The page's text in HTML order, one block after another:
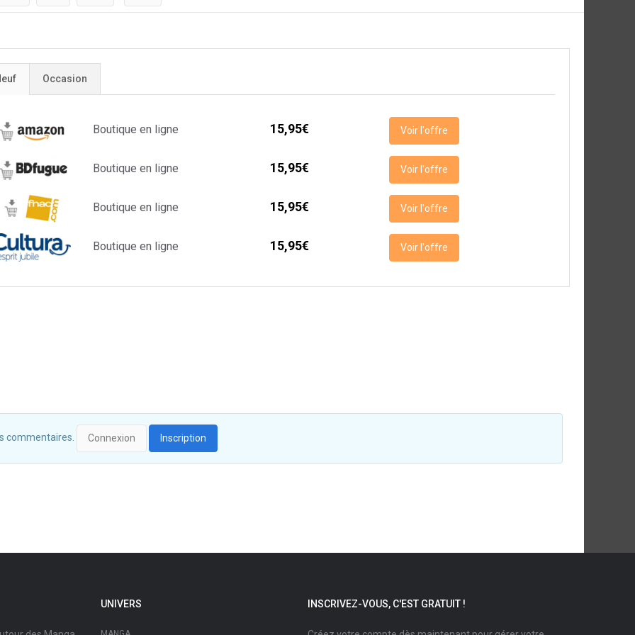
Occasion
Boutique en ligne 15,95€ Voir l'offre
Boutique en ligne 15,95€ Voir l'offre
Boutique en ligne 15,95€ Voir l'offre
Boutique en ligne 15,95€ Voir l'offre
commentaires. Connexion Inscription
UNIVERS INSCRIVEZ-VOUS, C'EST GRATUIT !